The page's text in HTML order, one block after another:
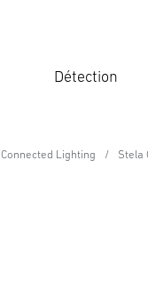
Détection
Connected Lighting Stela